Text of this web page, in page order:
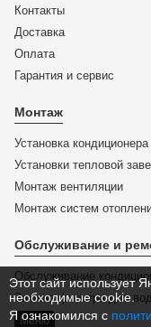
Этот сайт использует
необходимые cookie.
Я ознакомился с
Контакты
Доставка
Оплата
Гарантия и сервис
Монтаж
Установка кондиционера
Установки тепловой
Монтаж вентиляции
Монтаж систем
Обслуживание и
Обслуживание
Замена фильтра для
Меню